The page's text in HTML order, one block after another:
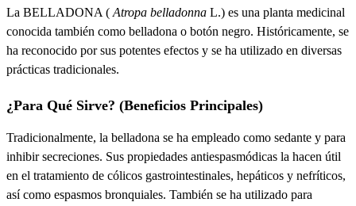
La BELLADONA ( Atropa belladonna L.) es una planta medicinal
conocida también como belladona o botón negro. Históricamente, se
ha reconocido por sus potentes efectos y se ha utilizado en diversas
prácticas tradicionales.
¿Para Qué Sirve? (Beneficios Principales)
Tradicionalmente, la belladona se ha empleado como sedante y para
inhibir secreciones. Sus propiedades antiespasmódicas la hacen útil
en el tratamiento de cólicos gastrointestinales, hepáticos y nefríticos,
así como espasmos bronquiales. También se ha utilizado para